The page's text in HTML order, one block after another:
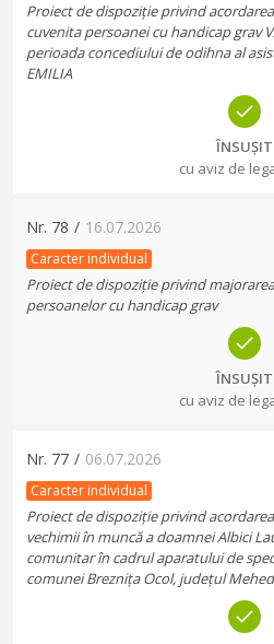
Proiect de dispoziție privind
cuvenita persoanei cu handicap grav
perioada concediului de odihna al
EMILIA
ÎNSUȘIT
cu aviz de
Nr. 78 / 16.07.2026
Caracter individual
Proiect de dispoziție privind
persoanelor cu handicap grav
ÎNSUȘIT
cu aviz de
Nr. 77 / 06.07.2026
Caracter individual
Proiect de dispoziție privind
vechimii în muncă a doamnei Albici
comunitar în cadrul aparatului de
comunei Breznița Ocol, județul